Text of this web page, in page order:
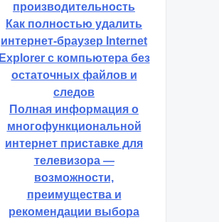
производительность
Как полностью удалить
интернет-браузер Internet
Explorer с компьютера без
остаточных файлов и
следов
Полная информация о
многофункциональной
интернет приставке для
телевизора —
возможности,
преимущества и
рекомендации выбора